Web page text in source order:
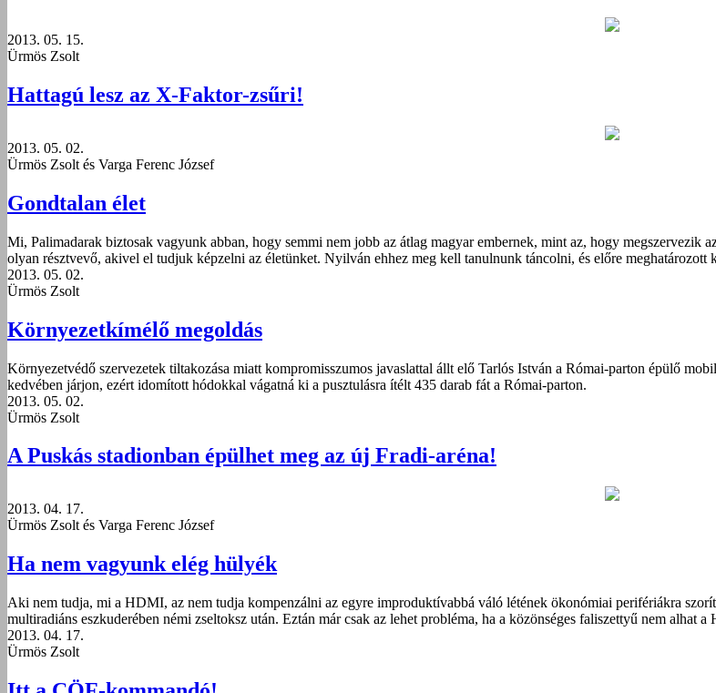
2013. 05. 15.
Ürmös Zsolt
Hattagú lesz az X-Faktor-zsűri!
2013. 05. 02.
Ürmös Zsolt és Varga Ferenc József
Gondtalan élet
Mi, Palimadarak biztosak vagyunk abban, hogy semmi nem jobb az átlag magyar embernek, mint az, hogy megszervezik
olyan résztvevő, akivel el tudjuk képzelni az életünket. Nyilván ehhez meg kell tanulnunk táncolni, és előre meghatározott
2013. 05. 02.
Ürmös Zsolt
Környezetkímélő megoldás
Környezetvédő szervezetek tiltakozása miatt kompromisszumos javaslattal állt elő Tarlós István a Római-parton épülő
kedvében járjon, ezért idomított hódokkal vágatná ki a pusztulásra ítélt 435 darab fát a Római-parton.
2013. 05. 02.
Ürmös Zsolt
A Puskás stadionban épülhet meg az új Fradi-aréna!
2013. 04. 17.
Ürmös Zsolt és Varga Ferenc József
Ha nem vagyunk elég hülyék
Aki nem tudja, mi a HDMI, az nem tudja kompenzálni az egyre improduktívabbá váló létének ökonómiai perifériákra
multiradiáns eszkuderében némi zseltoksz után. Eztán már csak az lehet probléma, ha a közönséges faliszettyű nem alhat
2013. 04. 17.
Ürmös Zsolt